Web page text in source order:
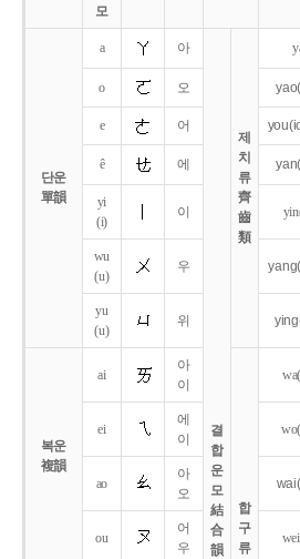
모
단운
單韻
a 아
결
합
운
모
結
合
韻
제
치
류
齊
齒
類
o 오 yao
e 어 you
ê 에 yan
yi
(i)
이
wu
(u)
우 yang
yu
(u)
위 ying
복운
複韻
ai
아
이
합
구
류
wa
ei
에
이
wo
ao
아
오
wai
ou
어
우
wei